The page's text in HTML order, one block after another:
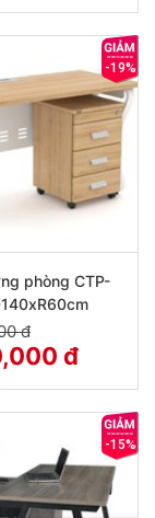
phòng CTP-
đ
đ
-19%
-15%